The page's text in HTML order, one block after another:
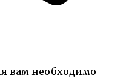
вам необходимо